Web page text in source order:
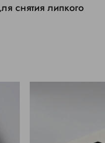
снятия липкого